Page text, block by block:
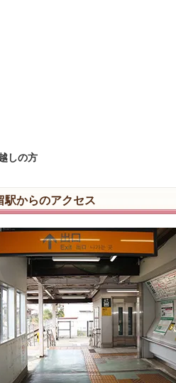
しの方
駅からのアクセス